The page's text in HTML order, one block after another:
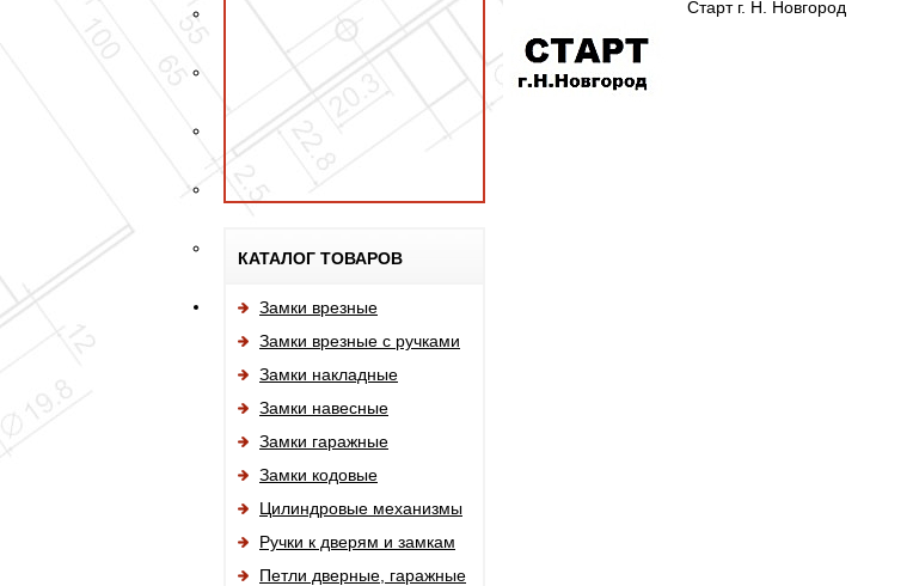
Статьи
КАТАЛОГ ТОВАРОВ
Замки врезные
Замки врезные с ручками
Замки накладные
Замки навесные
Замки гаражные
Замки кодовые
Цилиндровые механизмы
Ручки к дверям и замкам
Петли дверные, гаражные
Старт г. Н. Новгород